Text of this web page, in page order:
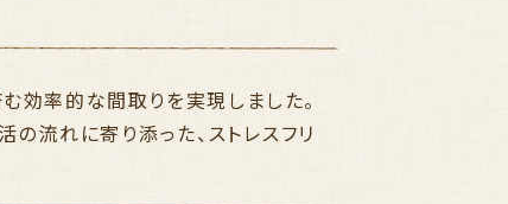
効率的な間取りを実現しました。
流れに寄り添った、ストレスフリ